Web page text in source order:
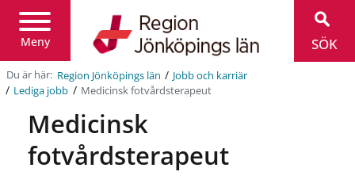
Meny
Jönköpings
län
SÖK
Du är här: Region Jönköpings län / Jobb och karriär
/ Lediga jobb / Medicinsk fotvårdsterapeut
Medicinsk
fotvårdsterapeut